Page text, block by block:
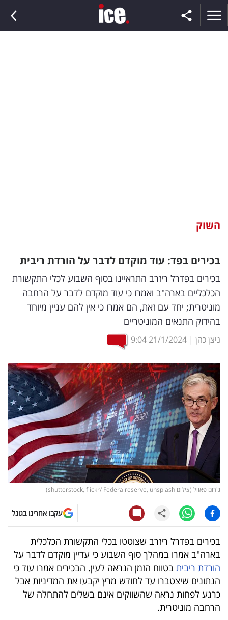
וצרכנות
וטק
שיווק
ופרסום
מדדים
ומחקרים
דעות
רכילות
עסקית
קריפטו
טלוויזיה
עסקי
ספורט
קריירה
ולימודים
השוק
בכירים בפד: עוד מוקדם לדבר על הורדת ריבית
בכירים בפדרל ריזרב התראיינו בסוף השבוע לכלי התקשורת
הכלכליים בארה"ב ואמרו כי עוד מוקדם לדבר על הרחבה
מוניטרית; יחד עם זאת, הם אמרו כי אין להם עניין מיוחד
בהידוק התנאים המוניטריים
ניצן כהן |
21/1/2024
9:04
ג'רום פאוול (צילום shutterstock, flickr/ Federalreserve, unsplash)
עקבו אחרינו בגוגל
בכירים בפדרל ריזרב שצוטטו בכלי התקשורת הכלכלית
בארה"ב אמרו במהלך סוף השבוע כי עדיין מוקדם לדבר על
הורדת ריבית בטווח הזמן הנראה לעין. הבכירים אמרו עוד כי
הנתונים שיצטברו עד לחודש מרץ יקבעו את המדיניות אבל
כרגע לפחות נראה שהשווקים אינם בשלים להתחלה של
הרחבה מוניטרית.